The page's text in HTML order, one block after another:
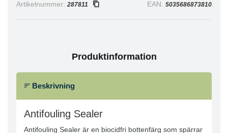
Artikelnummer: 287811 EAN: 5035686873810
Produktinformation
Beskrivning
Antifouling Sealer
Antifouling Sealer är en biocidfri bottenfärg som spärrar